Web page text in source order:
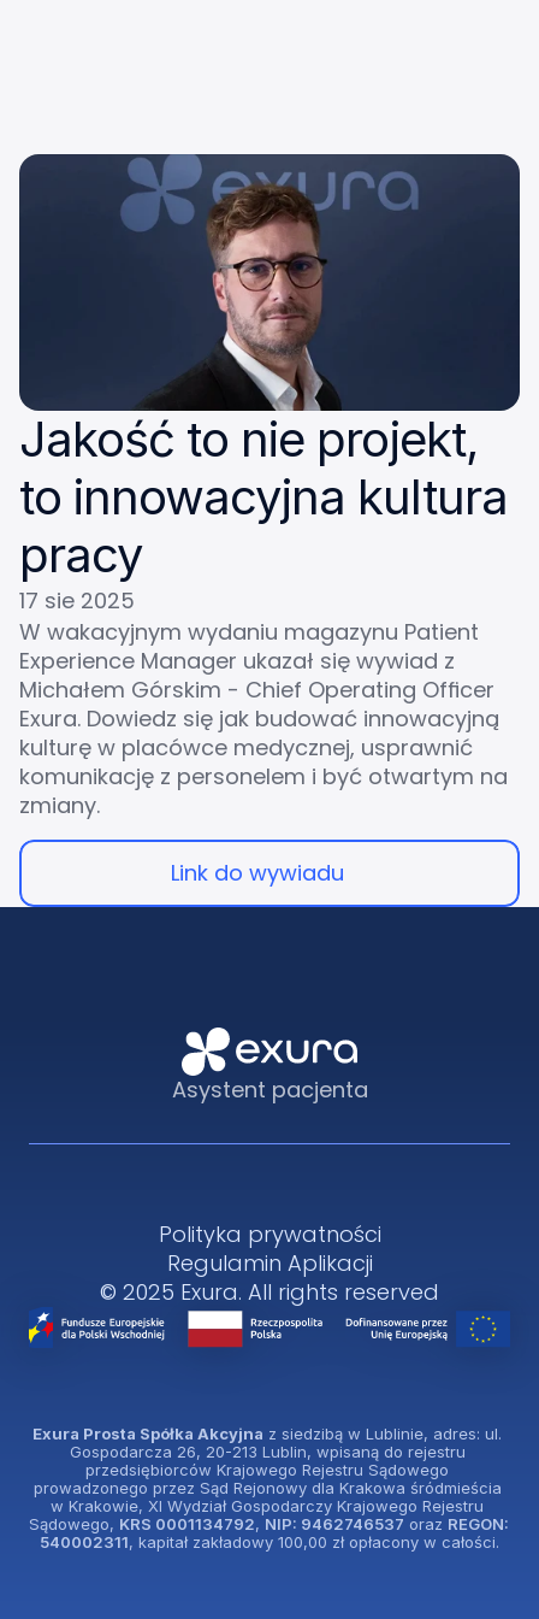
Jakość to nie projekt,
to innowacyjna kultura
pracy
17 sie 2025
W wakacyjnym wydaniu magazynu Patient
Experience Manager ukazał się wywiad z
Michałem Górskim - Chief Operating Officer
Exura. Dowiedz się jak budować innowacyjną
kulturę w placówce medycznej, usprawnić
komunikację z personelem i być otwartym na
zmiany.
Link do wywiadu
Asystent pacjenta
© 2025 Exura. All rights reserved
Polityka prywatności
Regulamin Aplikacji
Exura Prosta Spółka Akcyjna z siedzibą w Lublinie, adres: ul.
Gospodarcza 26, 20-213 Lublin, wpisaną do rejestru
przedsiębiorców Krajowego Rejestru Sądowego
prowadzonego przez Sąd Rejonowy dla Krakowa śródmieścia
w Krakowie, XI Wydział Gospodarczy Krajowego Rejestru
Sądowego, KRS 0001134792, NIP: 9462746537 oraz REGON:
540002311, kapitał zakładowy 100,00 zł opłacony w całości.